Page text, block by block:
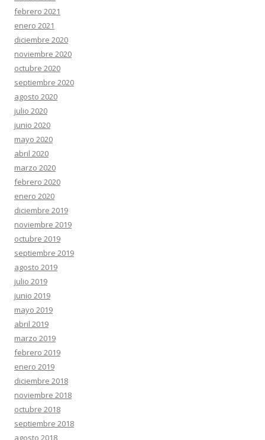
febrero 2021
enero 2021
diciembre 2020
noviembre 2020
octubre 2020
septiembre 2020
agosto 2020
julio 2020
junio 2020
mayo 2020
abril 2020
marzo 2020
febrero 2020
enero 2020
diciembre 2019
noviembre 2019
octubre 2019
septiembre 2019
agosto 2019
julio 2019
junio 2019
mayo 2019
abril 2019
marzo 2019
febrero 2019
enero 2019
diciembre 2018
noviembre 2018
octubre 2018
septiembre 2018
agosto 2018